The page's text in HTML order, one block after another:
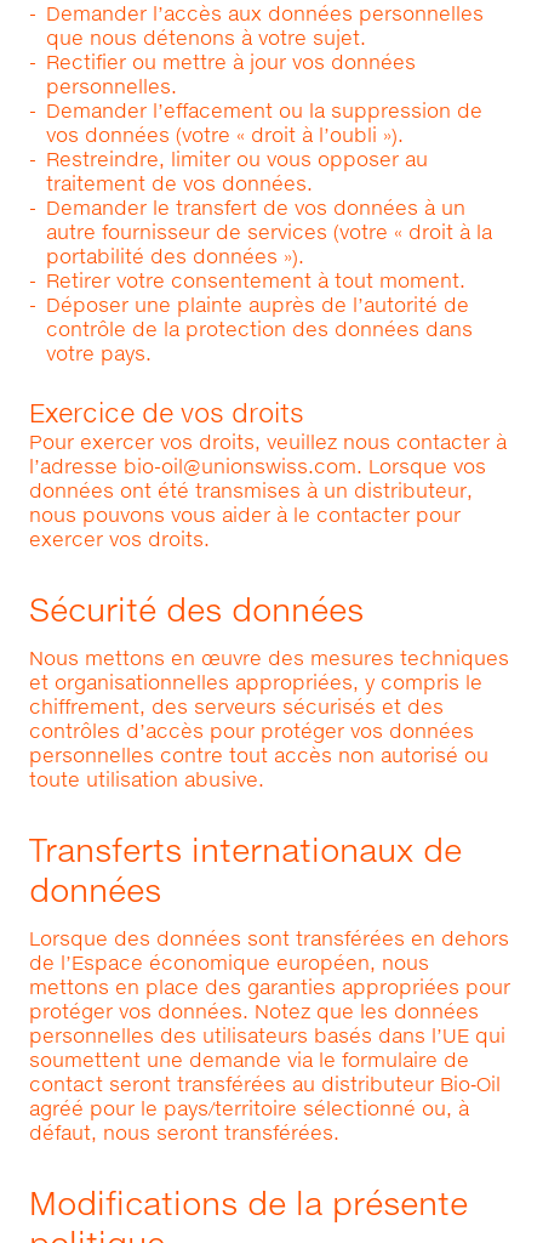
Demander l’accès aux données personnelles
que nous détenons à votre sujet.
Rectifier ou mettre à jour vos données
personnelles.
Demander l’effacement ou la suppression de
vos données (votre « droit à l’oubli »).
Restreindre, limiter ou vous opposer au
traitement de vos données.
Demander le transfert de vos données à un
autre fournisseur de services (votre « droit à la
portabilité des données »).
Retirer votre consentement à tout moment.
Déposer une plainte auprès de l’autorité de
contrôle de la protection des données dans
votre pays.
Exercice de vos droits
Pour exercer vos droits, veuillez nous contacter à
l’adresse bio-oil@unionswiss.com. Lorsque vos
données ont été transmises à un distributeur,
nous pouvons vous aider à le contacter pour
exercer vos droits.
Sécurité des données
Nous mettons en œuvre des mesures techniques
et organisationnelles appropriées, y compris le
chiffrement, des serveurs sécurisés et des
contrôles d’accès pour protéger vos données
personnelles contre tout accès non autorisé ou
toute utilisation abusive.
Transferts internationaux de
données
Lorsque des données sont transférées en dehors
de l’Espace économique européen, nous
mettons en place des garanties appropriées pour
protéger vos données. Notez que les données
personnelles des utilisateurs basés dans l’UE qui
soumettent une demande via le formulaire de
contact seront transférées au distributeur Bio‑Oil
agréé pour le pays/territoire sélectionné ou, à
défaut, nous seront transférées.
Modifications de la présente